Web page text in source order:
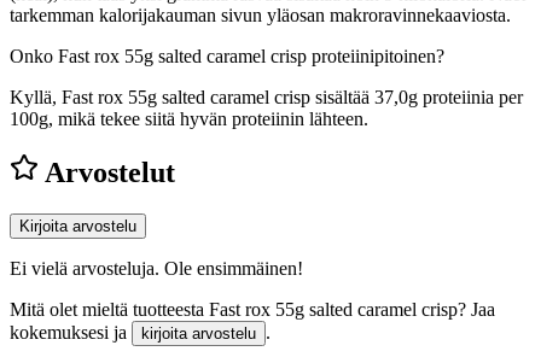
tarkemman kalorijakauman sivun yläosan makroravinnekaaviosta.
Onko Fast rox 55g salted caramel crisp proteiinipitoinen?
Kyllä, Fast rox 55g salted caramel crisp sisältää 37,0g proteiinia per
100g, mikä tekee siitä hyvän proteiinin lähteen.
Arvostelut
Kirjoita arvostelu
Ei vielä arvosteluja. Ole ensimmäinen!
Mitä olet mieltä tuotteesta Fast rox 55g salted caramel crisp? Jaa
kokemuksesi ja
kirjoita arvostelu .